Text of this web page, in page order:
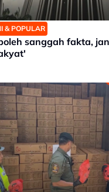
& POPULAR
sanggah fakta,